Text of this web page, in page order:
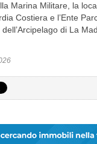
Marina Militare, la
Costiera e l’Ente
di La